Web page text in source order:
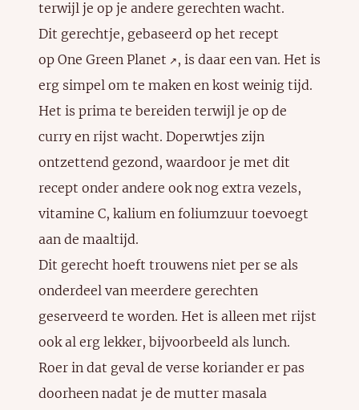
terwijl je op je andere gerechten wacht.
Dit gerechtje, gebaseerd op het recept
op One Green Planet ↗️ , is daar een van. Het is
erg simpel om te maken en kost weinig tijd.
Het is prima te bereiden terwijl je op de
curry en rijst wacht. Doperwtjes zijn
ontzettend gezond, waardoor je met dit
recept onder andere ook nog extra vezels,
vitamine C, kalium en foliumzuur toevoegt
aan de maaltijd.
Dit gerecht hoeft trouwens niet per se als
onderdeel van meerdere gerechten
geserveerd te worden. Het is alleen met rijst
ook al erg lekker, bijvoorbeeld als lunch.
Roer in dat geval de verse koriander er pas
doorheen nadat je de mutter masala